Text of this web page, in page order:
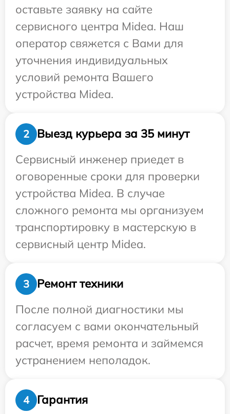
оставьте заявку на сайте
сервисного центра Midea. Наш
оператор свяжется с Вами для
уточнения индивидуальных
условий ремонта Вашего
устройства Midea.
2
Выезд курьера за 35 минут
Сервисный инженер приедет в
оговоренные сроки для проверки
устройства Midea. В случае
сложного ремонта мы организуем
транспортировку в мастерскую в
сервисный центр Midea.
3
Ремонт техники
После полной диагностики мы
согласуем с вами окончательный
расчет, время ремонта и займемся
устранением неполадок.
4 Гарантия